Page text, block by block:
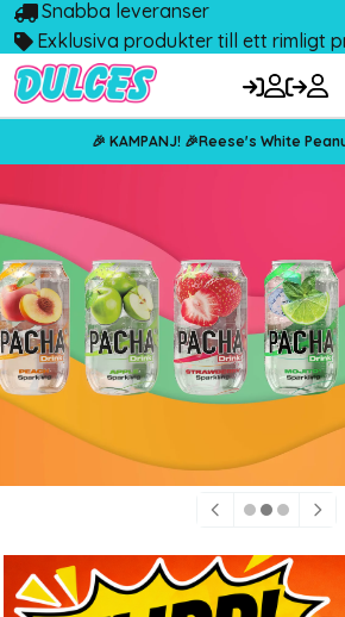
Snabba leveranser
Exklusiva produkter till ett rimligt
🎉 KAMPANJ! 🎉Reese's White